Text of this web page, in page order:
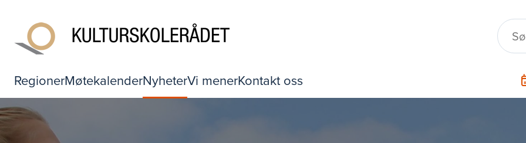
RegionerMøtekalenderNyheterVi menerKontakt oss